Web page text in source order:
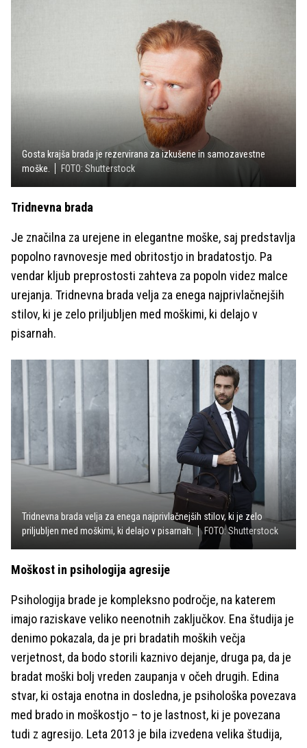
Gosta krajša brada je rezervirana za izkušene in samozavestne
moške.
FOTO: Shutterstock
Tridnevna brada
Je značilna za urejene in elegantne moške, saj predstavlja
popolno ravnovesje med obritostjo in bradatostjo. Pa
vendar kljub preprostosti zahteva za popoln videz malce
urejanja. Tridnevna brada velja za enega najprivlačnejših
stilov, ki je zelo priljubljen med moškimi, ki delajo v
pisarnah.
Tridnevna brada velja za enega najprivlačnejših stilov, ki je zelo
priljubljen med moškimi, ki delajo v pisarnah.
FOTO: Shutterstock
Moškost in psihologija agresije
Psihologija brade je kompleksno področje, na katerem
imajo raziskave veliko neenotnih zaključkov. Ena študija je
denimo pokazala, da je pri bradatih moških večja
verjetnost, da bodo storili kaznivo dejanje, druga pa, da je
bradat moški bolj vreden zaupanja v očeh drugih. Edina
stvar, ki ostaja enotna in dosledna, je psihološka povezava
med brado in moškostjo – to je lastnost, ki je povezana
tudi z agresijo. Leta 2013 je bila izvedena velika študija,